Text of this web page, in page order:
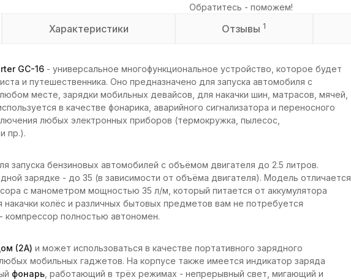
Обратитесь - поможем!
Характеристики Отзывы1
GC-16- универсальное многофункциональное устройство, которое будет
и путешественника. Оно предназначено для запуска автомобиля с
месте, зарядки мобильных девайсов, для накачки шин, матрасов, мячей,
в качестве фонарика, аварийного сигнализатора и переносного
любых электронных приборов (термокружка, пылесос,
пр.).
запуска бензиновых автомобилей с объёмом двигателя до 2.5 литров.
зарядке - до 35 (в зависимости от объёма двигателя). Модель отличается
с манометром мощностью 35 л/м, который питается от аккумулятора
накачки колёс и различных бытовых предметов вам не потребуется
компрессор полностью автономен.
(2А) и может использоваться в качестве портативного зарядного
мобильных гаджетов. На корпусе также имеется индикатор заряда
фонарь, работающий в трёх режимах - непрерывный свет, мигающий и